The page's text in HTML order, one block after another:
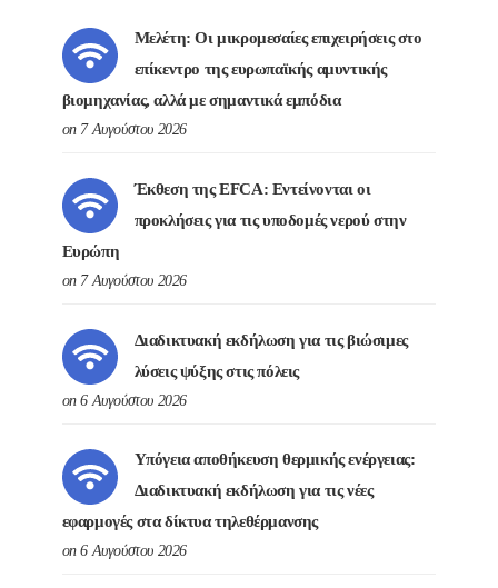
Μελέτη: Οι μικρομεσαίες επιχειρήσεις στο
επίκεντρο της ευρωπαϊκής αμυντικής
βιομηχανίας, αλλά με σημαντικά εμπόδια
on 7 Αυγούστου 2026
Έκθεση της EFCA: Εντείνονται οι
προκλήσεις για τις υποδομές νερού στην
Ευρώπη
on 7 Αυγούστου 2026
Διαδικτυακή εκδήλωση για τις βιώσιμες
λύσεις ψύξης στις πόλεις
on 6 Αυγούστου 2026
Υπόγεια αποθήκευση θερμικής ενέργειας:
Διαδικτυακή εκδήλωση για τις νέες
εφαρμογές στα δίκτυα τηλεθέρμανσης
on 6 Αυγούστου 2026